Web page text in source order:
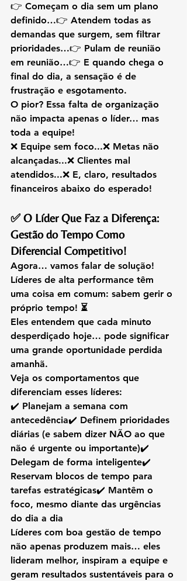
👉 Começam o dia sem um plano
definido…👉 Atendem todas as
demandas que surgem, sem filtrar
prioridades…👉 Pulam de reunião
em reunião…👉 E quando chega o
final do dia, a sensação é de
frustração e esgotamento.
O pior? Essa falta de organização
não impacta apenas o líder… mas
toda a equipe!
❌ Equipe sem foco...❌ Metas não
alcançadas...❌ Clientes mal
atendidos...❌ E, claro, resultados
financeiros abaixo do esperado!
✅ O Líder Que Faz a Diferença:
Gestão do Tempo Como
Diferencial Competitivo!
Agora… vamos falar de solução!
Líderes de alta performance têm
uma coisa em comum: sabem gerir o
próprio tempo! ⏳
Eles entendem que cada minuto
desperdiçado hoje… pode significar
uma grande oportunidade perdida
amanhã.
Veja os comportamentos que
diferenciam esses líderes:
✔️ Planejam a semana com
antecedência✔️ Definem prioridades
diárias (e sabem dizer NÃO ao que
não é urgente ou importante)✔️
Delegam de forma inteligente✔️
Reservam blocos de tempo para
tarefas estratégicas✔️ Mantêm o
foco, mesmo diante das urgências
do dia a dia
Líderes com boa gestão de tempo
não apenas produzem mais… eles
lideram melhor, inspiram a equipe e
geram resultados sustentáveis para o